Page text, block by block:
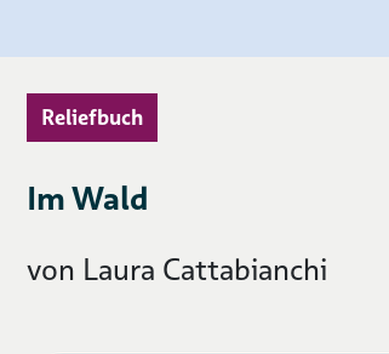
Reliefbuch
Im Wald
von Laura Cattabianchi